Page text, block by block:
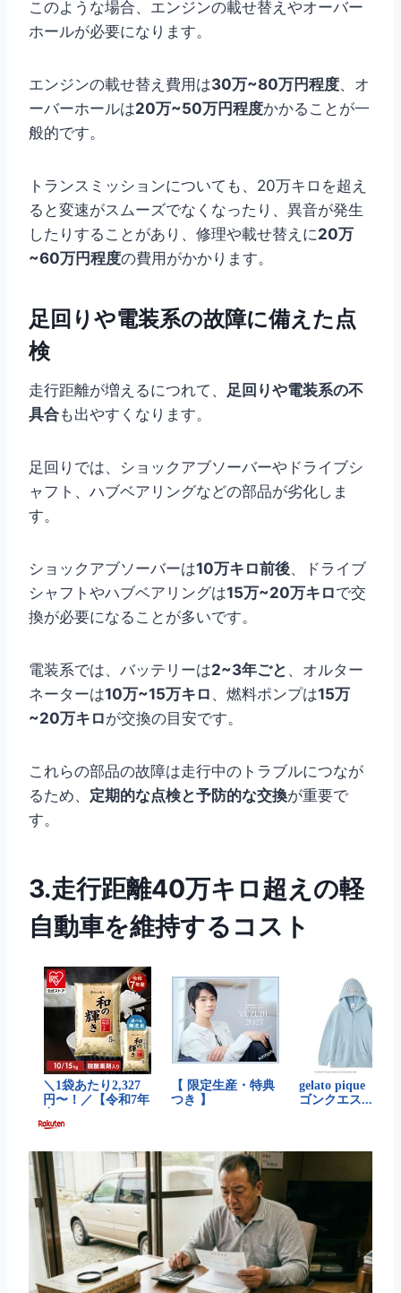
このような場合、エンジンの載せ替えやオーバー
ホールが必要になります。
エンジンの載せ替え費用は30万~80万円程度、オ
ーバーホールは20万~50万円程度かかることが一
般的です。
トランスミッションについても、20万キロを超え
ると変速がスムーズでなくなったり、異音が発生
したりすることがあり、修理や載せ替えに20万
~60万円程度の費用がかかります。
足回りや電装系の故障に備えた点
検
走行距離が増えるにつれて、 足回りや電装系の不
具合も出やすくなります。
足回りでは、ショックアブソーバーやドライブシ
ャフト、ハブベアリングなどの部品が劣化しま
す。
ショックアブソーバーは10万キロ前後、ドライブ
シャフトやハブベアリングは15万~20万キロで交
換が必要になることが多いです。
電装系では、バッテリーは2~3年ごと 、オルター
ネーターは10万~15万キロ 、燃料ポンプは15万
~20万キロが交換の目安です。
これらの部品の故障は走行中のトラブルにつなが
るため、 定期的な点検と予防的な交換が重要で
す。
3.走行距離40万キロ超えの軽
自動車を維持するコスト